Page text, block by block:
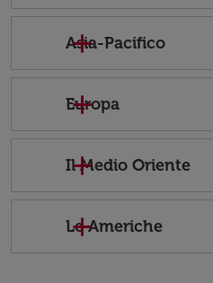
Asia-Pacifico
Europa
Il Medio Oriente
Le Americhe